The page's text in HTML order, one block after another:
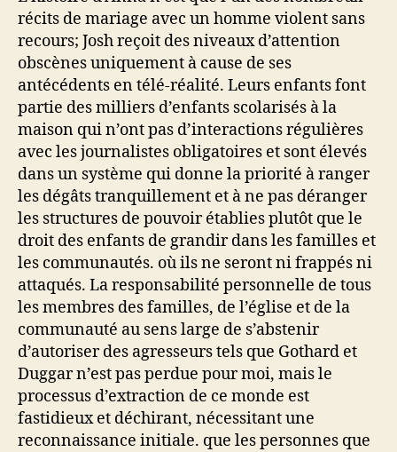
récits de mariage avec un homme violent sans
recours; Josh reçoit des niveaux d’attention
obscènes uniquement à cause de ses
antécédents en télé-réalité. Leurs enfants font
partie des milliers d’enfants scolarisés à la
maison qui n’ont pas d’interactions régulières
avec les journalistes obligatoires et sont élevés
dans un système qui donne la priorité à ranger
les dégâts tranquillement et à ne pas déranger
les structures de pouvoir établies plutôt que le
droit des enfants de grandir dans les familles et
les communautés. où ils ne seront ni frappés ni
attaqués. La responsabilité personnelle de tous
les membres des familles, de l’église et de la
communauté au sens large de s’abstenir
d’autoriser des agresseurs tels que Gothard et
Duggar n’est pas perdue pour moi, mais le
processus d’extraction de ce monde est
fastidieux et déchirant, nécessitant une
reconnaissance initiale. que les personnes que